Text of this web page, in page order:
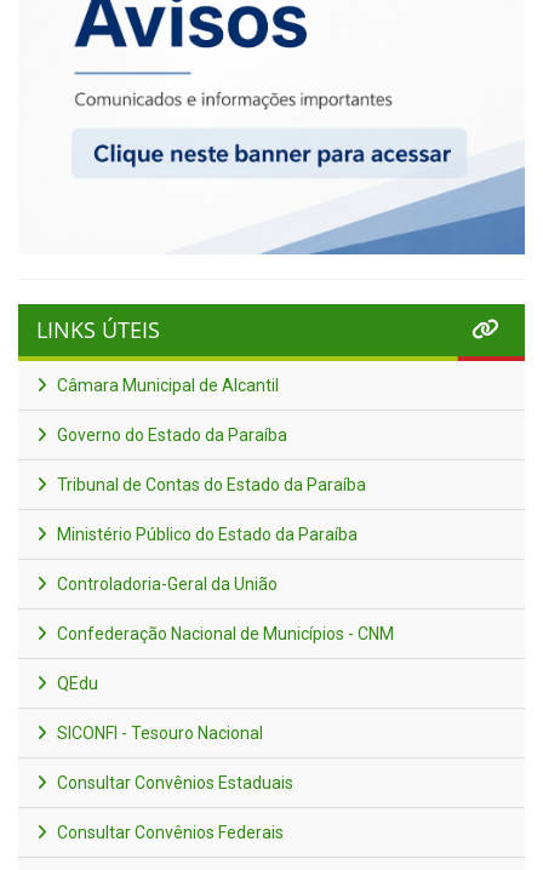
LINKS ÚTEIS
Câmara Municipal de Alcantil
Governo do Estado da Paraíba
Tribunal de Contas do Estado da Paraíba
Ministério Público do Estado da Paraíba
Controladoria-Geral da União
Confederação Nacional de Municípios - CNM
QEdu
SICONFI - Tesouro Nacional
Consultar Convênios Estaduais
Consultar Convênios Federais